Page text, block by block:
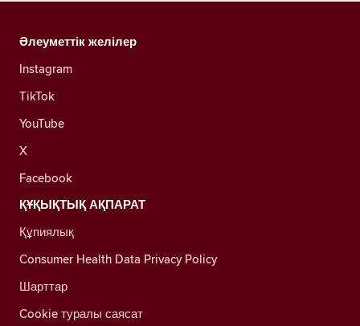
Әлеуметтік желілер
Instagram
TikTok
YouTube
X
Facebook
ҚҰҚЫҚТЫҚ АҚПАРАТ
Құпиялық
Consumer Health Data Privacy Policy
Шарттар
Cookie туралы саясат